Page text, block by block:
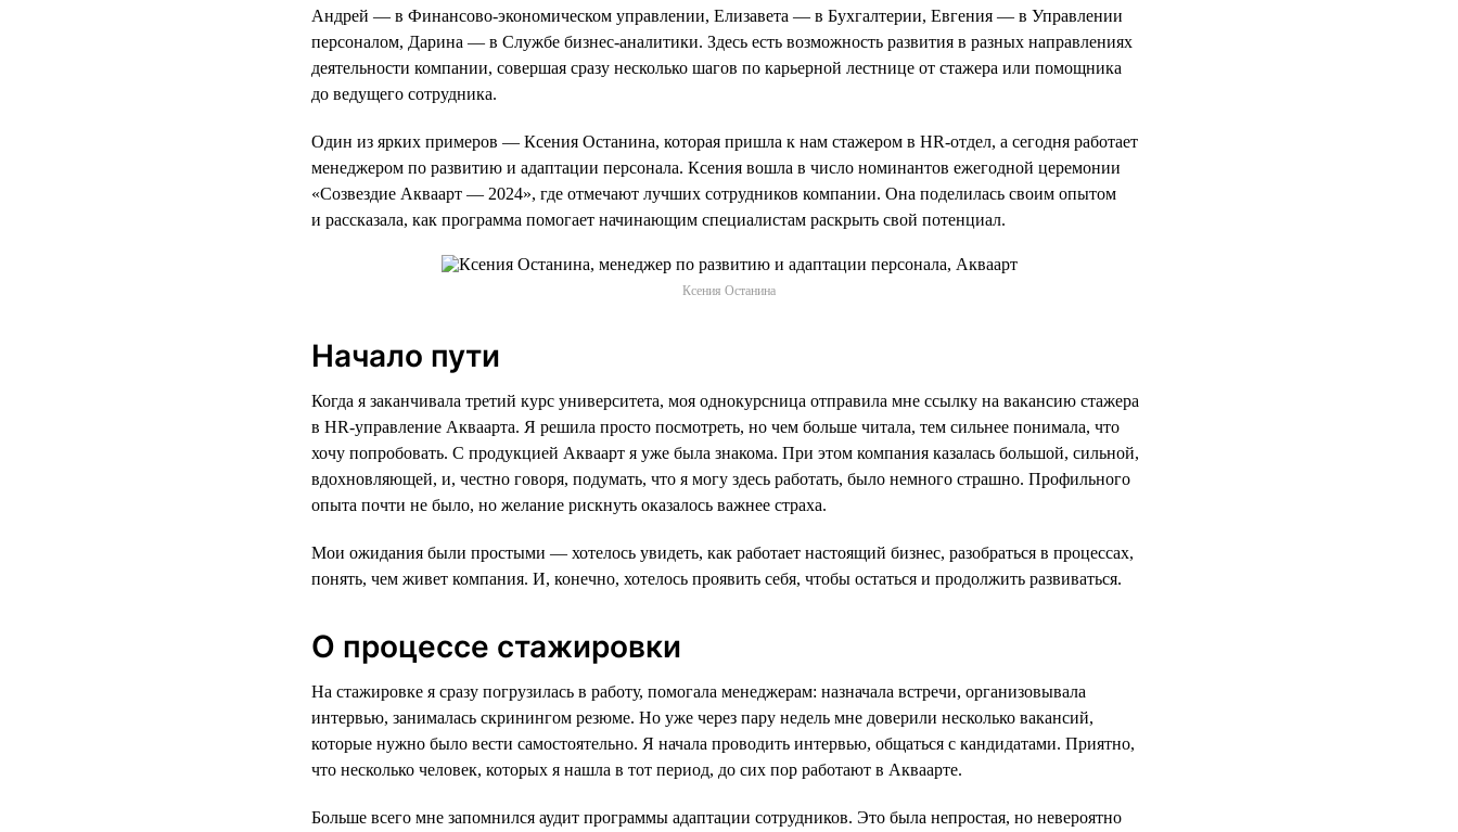
Андрей — в Финансово-экономическом управлении, Елизавета — в Бухгалтерии, Евгения — в Управлении
персоналом, Дарина — в Службе бизнес-аналитики. Здесь есть возможность развития в разных направлениях
деятельности компании, совершая сразу несколько шагов по карьерной лестнице от стажера или помощника
до ведущего сотрудника.
Один из ярких примеров — Ксения Останина, которая пришла к нам стажером в HR-отдел, а сегодня работает
менеджером по развитию и адаптации персонала. Ксения вошла в число номинантов ежегодной церемонии
«Созвездие Акваарт — 2024», где отмечают лучших сотрудников компании. Она поделилась своим опытом
и рассказала, как программа помогает начинающим специалистам раскрыть свой потенциал.
Ксения Останина
Начало пути
Когда я заканчивала третий курс университета, моя однокурсница отправила мне ссылку на вакансию стажера
в HR-управление Акваарта. Я решила просто посмотреть, но чем больше читала, тем сильнее понимала, что
хочу попробовать. С продукцией Акваарт я уже была знакома. При этом компания казалась большой, сильной,
вдохновляющей, и, честно говоря, подумать, что я могу здесь работать, было немного страшно. Профильного
опыта почти не было, но желание рискнуть оказалось важнее страха.
Мои ожидания были простыми — хотелось увидеть, как работает настоящий бизнес, разобраться в процессах,
понять, чем живет компания. И, конечно, хотелось проявить себя, чтобы остаться и продолжить развиваться.
О процессе стажировки
На стажировке я сразу погрузилась в работу, помогала менеджерам: назначала встречи, организовывала
интервью, занималась скринингом резюме. Но уже через пару недель мне доверили несколько вакансий,
которые нужно было вести самостоятельно. Я начала проводить интервью, общаться с кандидатами. Приятно,
что несколько человек, которых я нашла в тот период, до сих пор работают в Акваарте.
Больше всего мне запомнился аудит программы адаптации сотрудников. Это была непростая, но невероятно